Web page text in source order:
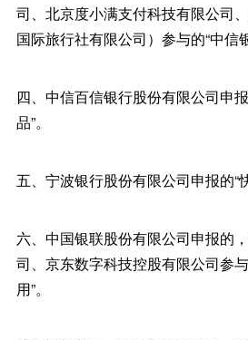
司、北京度小满支付科技有限公司
国际旅行社有限公司）参与的“中信
四、中信百信银行股份有限公司申
品”。
五、宁波银行股份有限公司申报的“
六、中国银联股份有限公司申报的
司、京东数字科技控股有限公司参
用”。